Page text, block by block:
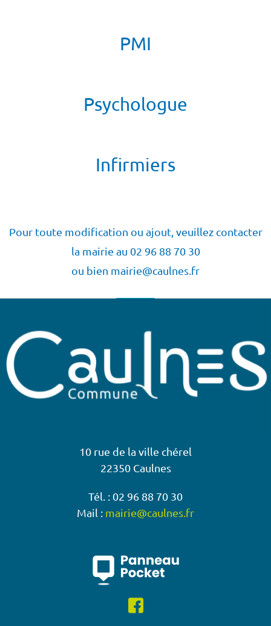
PMI
Psychologue
Infirmiers
Pour toute modification ou ajout, veuillez contacter
la mairie au 02 96 88 70 30
ou bien mairie@caulnes.fr
10 rue de la ville chérel
22350 Caulnes
Tél. : 02 96 88 70 30
Mail : mairie@caulnes.fr